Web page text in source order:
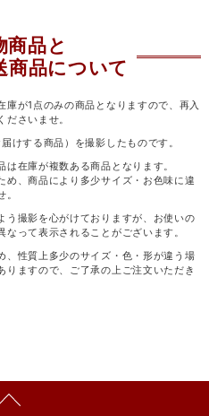
商品と
商品について
が1点のみの商品となりますので、再入
さいませ。
けする商品）を撮影したものです。
在庫が複数ある商品となります。
め、商品により多少サイズ・お色味に違
う撮影を心がけておりますが、お使いの
って表示されることがございます。
、性質上多少のサイズ・色・形が違う場
ますので、ご了承の上ご注文いただき